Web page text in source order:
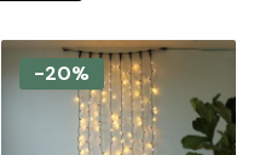
-20%